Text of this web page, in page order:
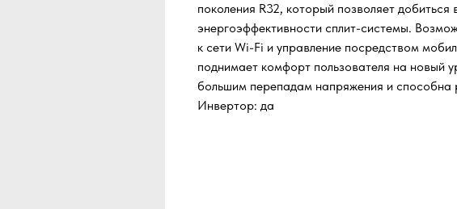
поколения R32, который позволяет
энергоэффективности сплит-системы.
к сети Wi-Fi и управление посредством
поднимает комфорт пользователя на новый
большим перепадам напряжения и способна
Инвертор: да